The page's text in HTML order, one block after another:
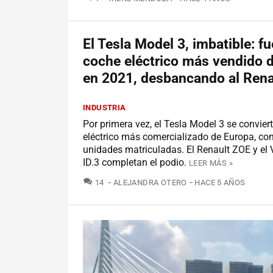
El Tesla Model 3, imbatible:
coche eléctrico más vendido
en 2021, desbancando al
INDUSTRIA
Por primera vez, el Tesla Model 3 se
eléctrico más comercializado de Europa,
unidades matriculadas. El Renault ZOE y el
ID.3 completan el podio. LEER MÁS »
14 COMENTARIOS
ALEJANDRA OTERO HACE 5 AÑOS